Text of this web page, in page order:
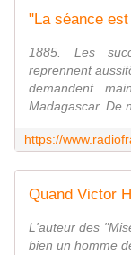
1885. Les
reprennent
demandent
Madagascar. De
L'auteur des
bien un homme